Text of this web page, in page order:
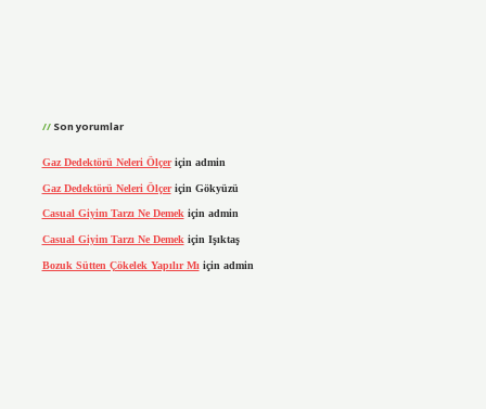
Son yorumlar
Gaz Dedektörü Neleri Ölçeriçin admin
Gaz Dedektörü Neleri Ölçeriçin Gökyüzü
Casual Giyim Tarzı Ne Demekiçin admin
Casual Giyim Tarzı Ne Demek için Işıktaş
Bozuk Sütten Çökelek Yapılır Mı için admin